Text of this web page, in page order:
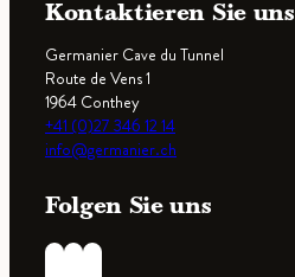
Kontaktieren Sie uns
Germanier Cave du Tunnel
Route de Vens 1
1964 Conthey
+41 (0)27 346 12 14
info@germanier.ch
Folgen Sie uns